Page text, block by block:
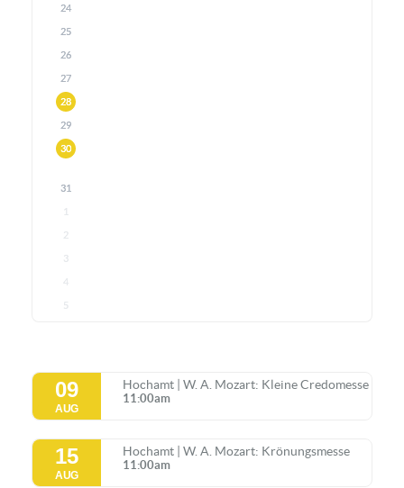
24
25
26
27
28
29
30
31
1
2
3
4
5
09
AUG
Hochamt | W. A. Mozart: Kleine Credomesse
11:00am
15
AUG
Hochamt | W. A. Mozart: Krönungsmesse
11:00am